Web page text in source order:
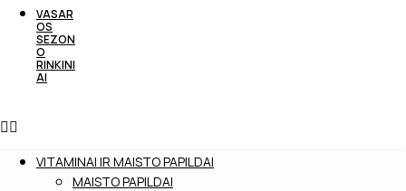
VASAR
OS
SEZON
O
RINKINI
AI
VITAMINAI IR MAISTO PAPILDAI
MAISTO PAPILDAI